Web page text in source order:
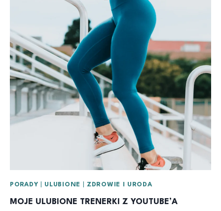
PORADY ULUBIONE |ZDROWIE I URODA
MOJE ULUBIONE TRENERKI Z YOUTUBE’A